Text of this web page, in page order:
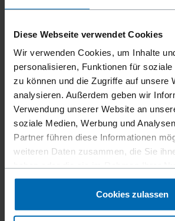
Diese Webseite verwendet Cookies
Wir verwenden Cookies, um Inhalte
personalisieren, Funktionen für soziale
zu können und die Zugriffe auf unsere
analysieren. Außerdem geben wir
Verwendung unserer Website an
soziale Medien, Werbung und
Partner führen diese Informationen
weiteren Daten zusammen, die Sie
gesammelt haben.
Cookies zulassen
PLZ
IHRE NACHRICHT